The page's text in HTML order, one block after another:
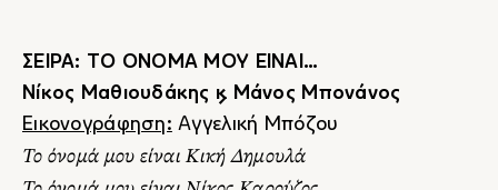
ΣΕΙΡΑ: ΤΟ ΟΝΟΜΑ ΜΟΥ ΕΙΝΑΙ…
Νίκος Μαθιουδάκης & Μάνος Μπονάνος
Εικονογράφηση: Αγγελική Μπόζου
Το όνομά μου είναι Κική Δημουλά